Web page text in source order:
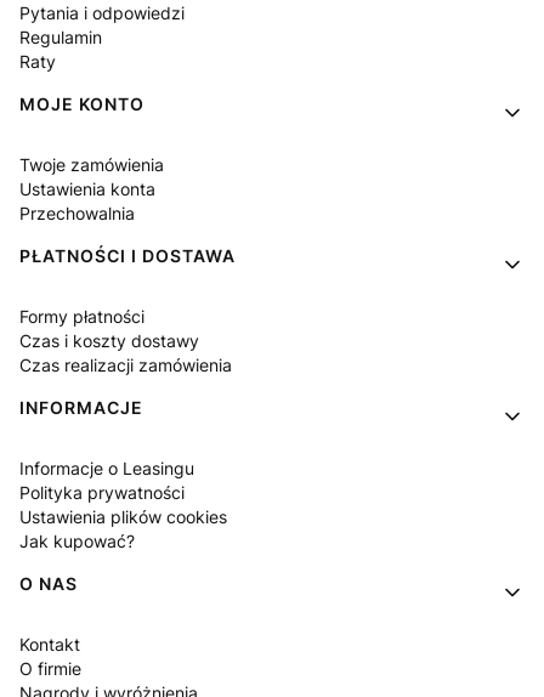
Pytania i odpowiedzi
Regulamin
Raty
MOJE KONTO
Twoje zamówienia
Ustawienia konta
Przechowalnia
PŁATNOŚCI I DOSTAWA
Formy płatności
Czas i koszty dostawy
Czas realizacji zamówienia
INFORMACJE
Informacje o Leasingu
Polityka prywatności
Ustawienia plików cookies
Jak kupować?
O NAS
Kontakt
O firmie
Nagrody i wyróżnienia